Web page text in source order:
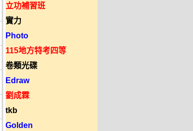
立功補習班
實力
Photo
115地方特考四等
卷類光碟
Edraw
劉成霖
tkb
Golden